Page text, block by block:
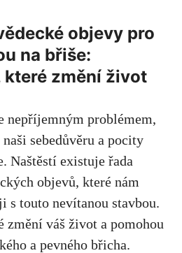
objevy pro
na břiše:
které změní život
nepříjemným problémem,
sebedůvěru a pocity
Naštěstí existuje řada
objevů, které nám
s touto nevítanou stavbou.
změní váš život a pomohou
a pevného břicha.